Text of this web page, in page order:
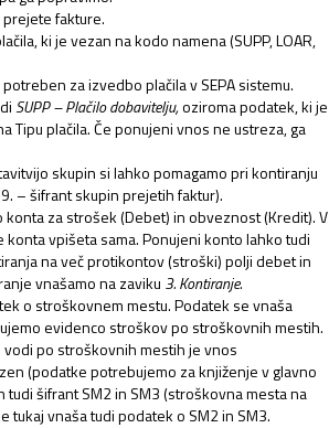
fakture.
ki je vezan na kodo namena (SUPP, LOAR,
za izvedbo plačila v SEPA sistemu.
SUPP – Plačilo dobavitelju,oziroma podatek, ki je
Tipu plačila. Če ponujeni vnos ne ustreza, ga
skupin si lahko pomagamo pri kontiranju
– šifrant skupin prejetih faktur).
konta za strošek (Debet) in obveznost (Kredit). V
vpišeta sama. Ponujeni konto lahko tudi
na več protikontov (stroški) polji debet in
vnašamo na zaviku 3. Kontiranje.
o stroškovnem mestu. Podatek se vnaša
evidenco stroškov po stroškovnih mestih.
po stroškovnih mestih je vnos
(podatke potrebujemo za knjiženje v glavno
tudi šifrant SM2 in SM3 (stroškovna mesta na
tukaj vnaša tudi podatek o SM2 in SM3.